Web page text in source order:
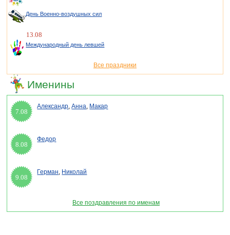
День Военно-воздушных сил
13.08
Международный день левшей
Все праздники
Именины
7.08
Александр,Анна, Макар
8.08
Федор
9.08
Герман, Николай
Все поздравления по именам